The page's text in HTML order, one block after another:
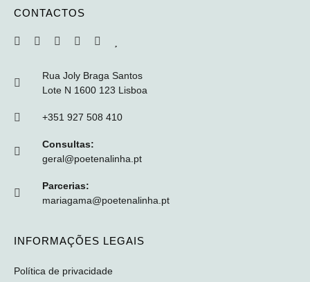
CONTACTOS
Rua Joly Braga Santos
Lote N 1600 123 Lisboa
+351 927 508 410
Consultas:
geral@poetenalinha.pt
Parcerias:
mariagama@poetenalinha.pt
INFORMAÇÕES LEGAIS
Política de privacidade